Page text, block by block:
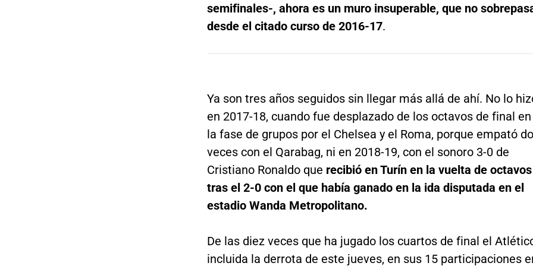
semifinales-, ahora es un muro insuperable, que no
desde el citado curso de 2016-17.
Ya son tres años seguidos sin llegar más allá de ahí. No lo
en 2017-18, cuando fue desplazado de los octavos de final en
la fase de grupos por el Chelsea y el Roma, porque empató
veces con el Qarabag, ni en 2018-19, con el sonoro 3-0 de
Cristiano Ronaldo que recibió en Turín en la vuelta de octavos
tras el 2-0 con el que había ganado en la ida disputada en el
estadio Wanda Metropolitano.
De las diez veces que ha jugado los cuartos de final el
incluida la derrota de este jueves, en sus 15 participaciones